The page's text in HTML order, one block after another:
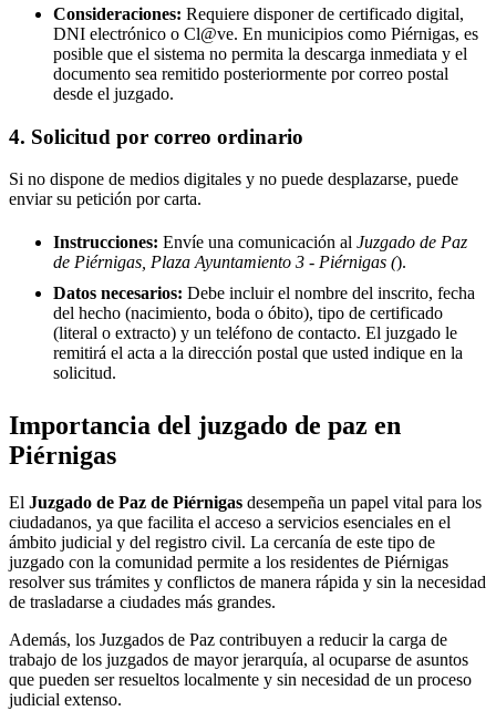
Consideraciones: Requiere disponer de certificado digital,
DNI electrónico o Cl@ve. En municipios como Piérnigas, es
posible que el sistema no permita la descarga inmediata y el
documento sea remitido posteriormente por correo postal
desde el juzgado.
4. Solicitud por correo ordinario
Si no dispone de medios digitales y no puede desplazarse, puede
enviar su petición por carta.
Instrucciones: Envíe una comunicación al Juzgado de Paz
de Piérnigas, Plaza Ayuntamiento 3 - Piérnigas ().
Datos necesarios: Debe incluir el nombre del inscrito, fecha
del hecho (nacimiento, boda o óbito), tipo de certificado
(literal o extracto) y un teléfono de contacto. El juzgado le
remitirá el acta a la dirección postal que usted indique en la
solicitud.
Importancia del juzgado de paz en
Piérnigas
El Juzgado de Paz de Piérnigas desempeña un papel vital para los
ciudadanos, ya que facilita el acceso a servicios esenciales en el
ámbito judicial y del registro civil. La cercanía de este tipo de
juzgado con la comunidad permite a los residentes de Piérnigas
resolver sus trámites y conflictos de manera rápida y sin la necesidad
de trasladarse a ciudades más grandes.
Además, los Juzgados de Paz contribuyen a reducir la carga de
trabajo de los juzgados de mayor jerarquía, al ocuparse de asuntos
que pueden ser resueltos localmente y sin necesidad de un proceso
judicial extenso.